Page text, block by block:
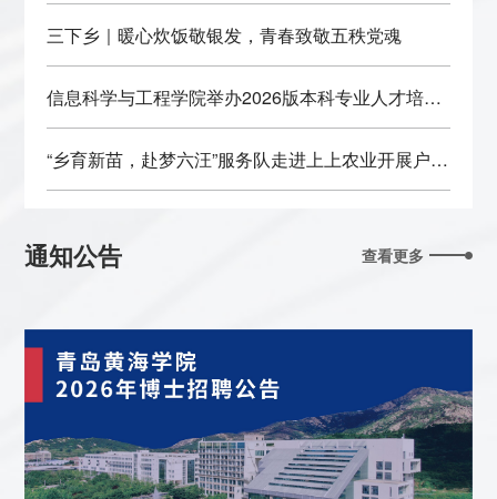
三下乡｜暖心炊饭敬银发，青春致敬五秩党魂
信息科学与工程学院举办2026版本科专业人才培养
“乡育新苗，赴梦六汪”服务队走进上上农业开展户外
通知公告 查看更多